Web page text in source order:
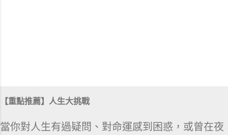
【重點推薦】人生大挑戰
當你對人生有過疑問、對命運感到困惑，或曾在夜